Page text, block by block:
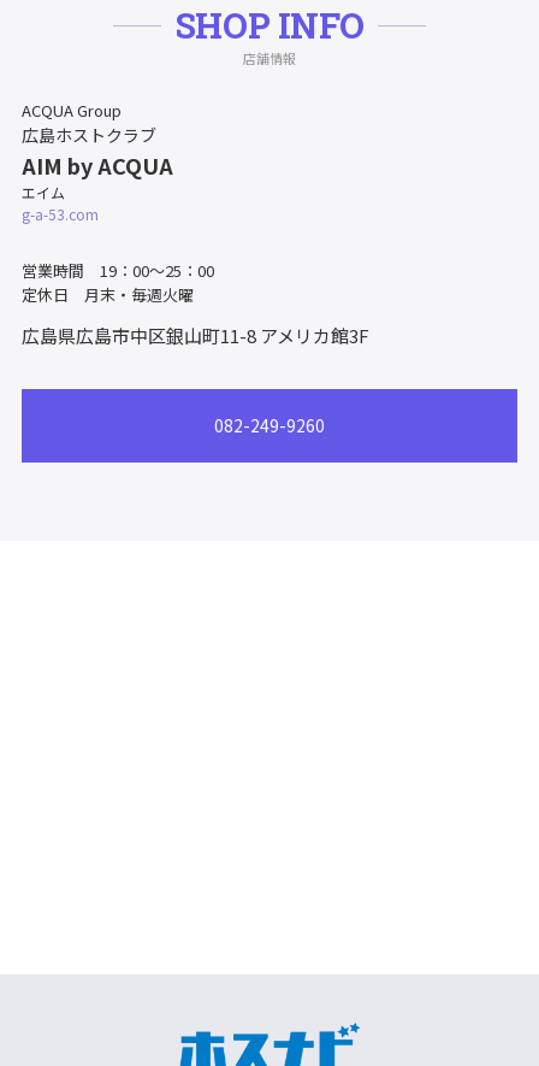
SHOP INFO
店舗情報
ACQUA Group
広島ホストクラブ
AIM by ACQUA
エイム
g-a-53.com
営業時間 19：00～25：00
定休日 月末・毎週火曜
広島県広島市中区銀山町11-8 アメリカ館3F
082-249-9260